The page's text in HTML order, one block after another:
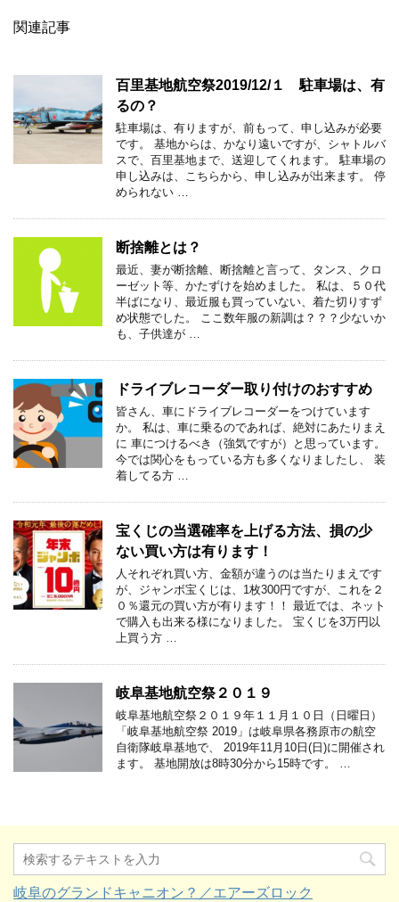
関連記事
百里基地航空祭2019/12/１ 駐車場は、有
るの？
駐車場は、有りますが、前もって、申し込みが必要
です。 基地からは、かなり遠いですが、シャトルバ
スで、百里基地まで、送迎してくれます。 駐車場の
申し込みは、こちらから、申し込みが出来ます。 停
められない …
断捨離とは？
最近、妻が断捨離、断捨離と言って、タンス、クロ
ーゼット等、かたずけを始めました。 私は、５０代
半ばになり、最近服も買っていない、着た切りすず
め状態でした。 ここ数年服の新調は？？？少ないか
も、子供達が …
ドライブレコーダー取り付けのおすすめ
皆さん、車にドライブレコーダーをつけています
か。 私は、車に乗るのであれば、絶対にあたりまえ
に 車につけるべき（強気ですが）と思っています。
今では関心をもっている方も多くなりましたし、 装
着してる方 …
宝くじの当選確率を上げる方法、損の少
ない買い方は有ります！
人それぞれ買い方、金額が違うのは当たりまえです
が、ジャンボ宝くじは、1枚300円ですが、これを２
０％還元の買い方が有ります！！ 最近では、ネット
で購入も出来る様になりました。 宝くじを3万円以
上買う方 …
岐阜基地航空祭２０１９
岐阜基地航空祭２０１９年１１月１０日（日曜日）
「岐阜基地航空祭 2019」は岐阜県各務原市の航空
自衛隊岐阜基地で、 2019年11月10日(日)に開催され
ます。 基地開放は8時30分から15時です。 …
岐阜のグランドキャニオン？／エアーズロック